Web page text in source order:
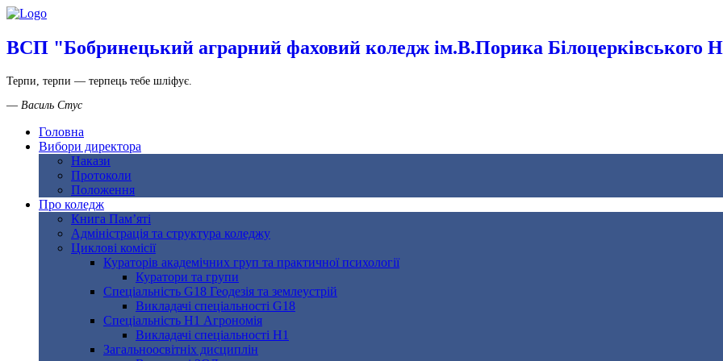
ВСП "Бобринецький аграрний фаховий коледж ім.В.Порика Білоцерківського
Терпи, терпи — терпець тебе шліфує.
— Василь Стус
Головна
Вибори директора
Накази
Протоколи
Положення
Про коледж
Книга Пам’яті
Адміністрація та структура коледжу
Циклові комісії
Кураторів академічних груп та практичної психології
Куратори та групи
Спеціальність G18 Геодезія та землеустрій
Викладачі спеціальності G18
Спеціальність Н1 Агрономія
Викладачі спеціальності Н1
Загальноосвітніх дисциплін